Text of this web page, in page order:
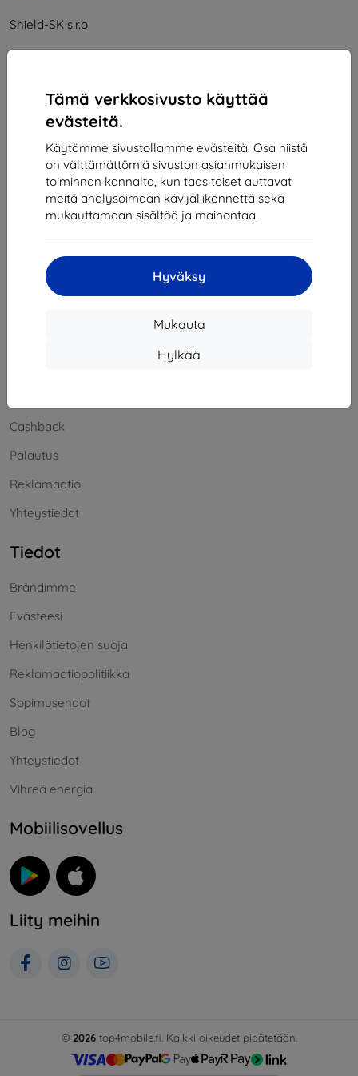
Tämä verkkosivusto käyttää
evästeitä.
Käytämme sivustollamme evästeitä. Osa niistä
on välttämättömiä sivuston asianmukaisen
toiminnan kannalta, kun taas toiset auttavat
meitä analysoimaan kävijäliikennettä sekä
mukauttamaan sisältöä ja mainontaa.
Hyväksy
Mukauta
Hylkää
Shield-SK s.r.o.
Y-tunnus:46701494
Yhteystiedot
info@top4mobile.eu
Kirjoita meille
Maanantaista perjantaihin:
Lauantai ja sunnuntai:
Offline
Cashback
Palautus
Reklamaatio
Yhteystiedot
Tiedot
Brändimme
Evästeesi
Henkilötietojen suoja
Reklamaatiopolitiikka
Sopimusehdot
Blog
Yhteystiedot
Vihreä energia
Mobiilisovellus
Liity meihin
© 2026top4mobile.fi. Kaikki oikeudet pidätetään.